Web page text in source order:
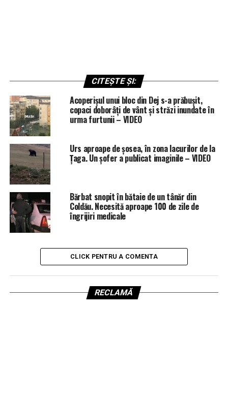
CITEȘTE ȘI:
Acoperișul unui bloc din Dej s-a prăbușit,
copaci doborâți de vânt și străzi inundate în
urma furtunii – VIDEO
Urs aproape de șosea, în zona lacurilor de la
Țaga. Un șofer a publicat imaginile – VIDEO
Bărbat snopit în bătaie de un tânăr din
Coldău. Necesită aproape 100 de zile de
îngrijiri medicale
CLICK PENTRU A COMENTA
RECLAMĂ